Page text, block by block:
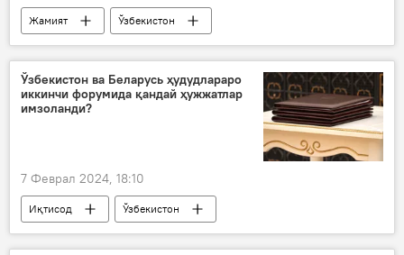
Жамият
Ўзбекистон
букмекерлик
криптовалюта
майнинг
Ўзбекистон ва Беларусь ҳудудлараро
иккинчи форумида қандай ҳужжатлар
имзоланди?
7 Феврал 2024, 18:10
Иқтисод
Ўзбекистон
Беларусь
форум